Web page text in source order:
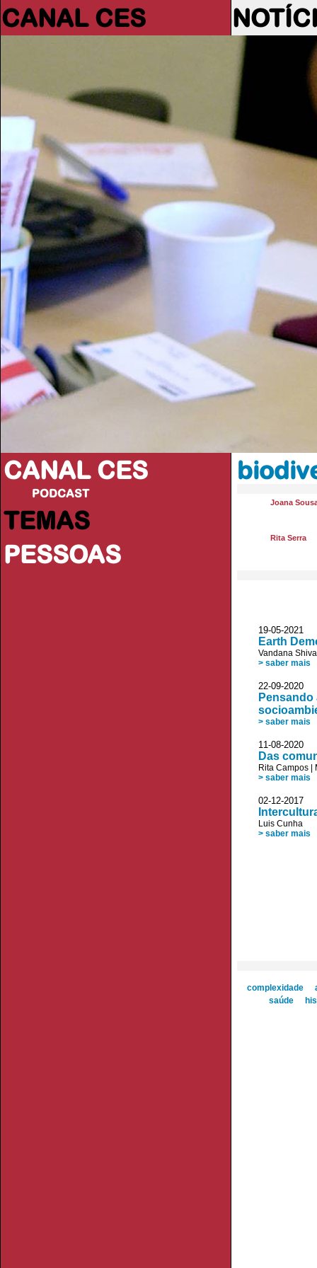
CANAL CES
CANAL CES
PODCAST
TEMAS
PESSOAS
Joana
Rita Serra
19-05-
Earth
Vandana Shiva
> saber mais
22-09-
> saber mais
11-08-
Das
Rita Campos
> saber mais
02-12-
Luis Cunha
> saber mais
complexidade
saúde